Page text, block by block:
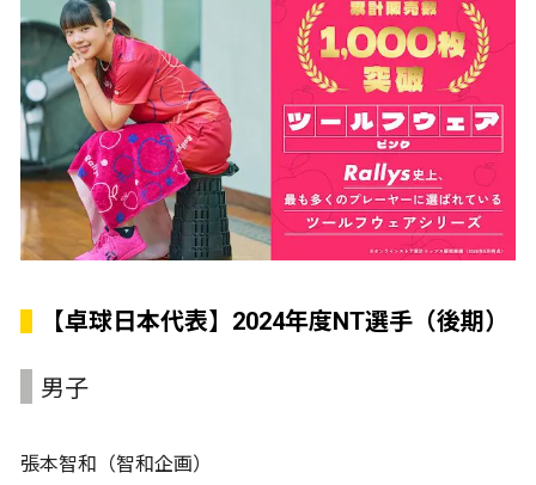
【卓球日本代表】2024年度NT選手（後期）
男子
張本智和（智和企画）